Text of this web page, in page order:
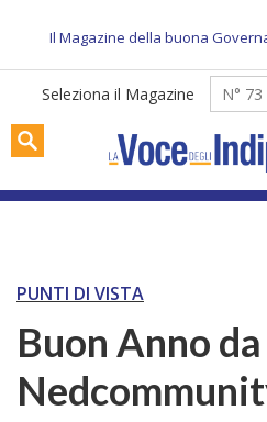
content
Il Magazine della buona
Seleziona il Magazine N°
PUNTI DI VISTA
Buon Anno da